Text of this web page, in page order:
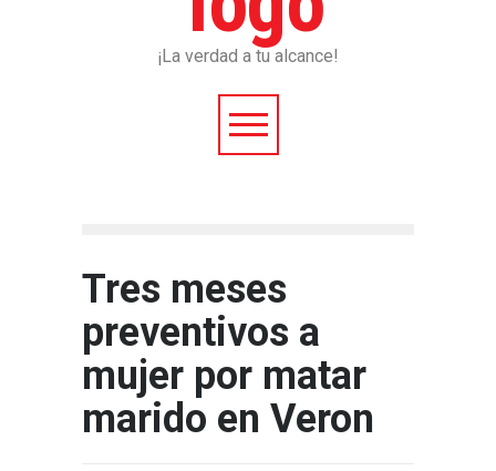
¡La verdad a tu alcance!
Tres meses
preventivos a
mujer por matar
marido en Veron